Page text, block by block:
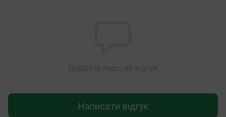
Написати відгук